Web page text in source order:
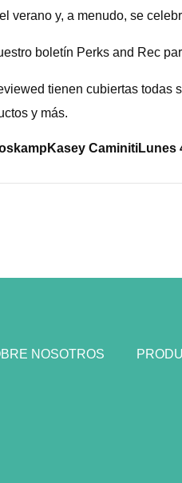
verano y, a menudo, se
boletín Perks and Rec
tienen cubiertas
y más.
Kasey CaminitiLunes
NOSOTROS